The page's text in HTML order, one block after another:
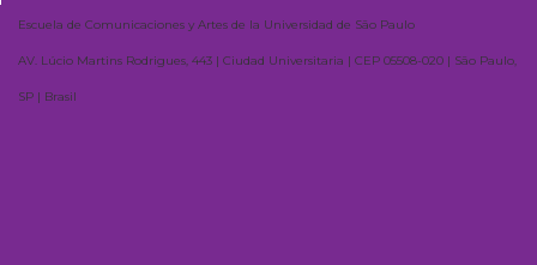
Escuela de Comunicaciones y Artes de la Universidad de São Paulo
AV. Lúcio Martins Rodrigues, 443 | Ciudad Universitaria | CEP 05508-020 | São Paulo,
SP | Brasil